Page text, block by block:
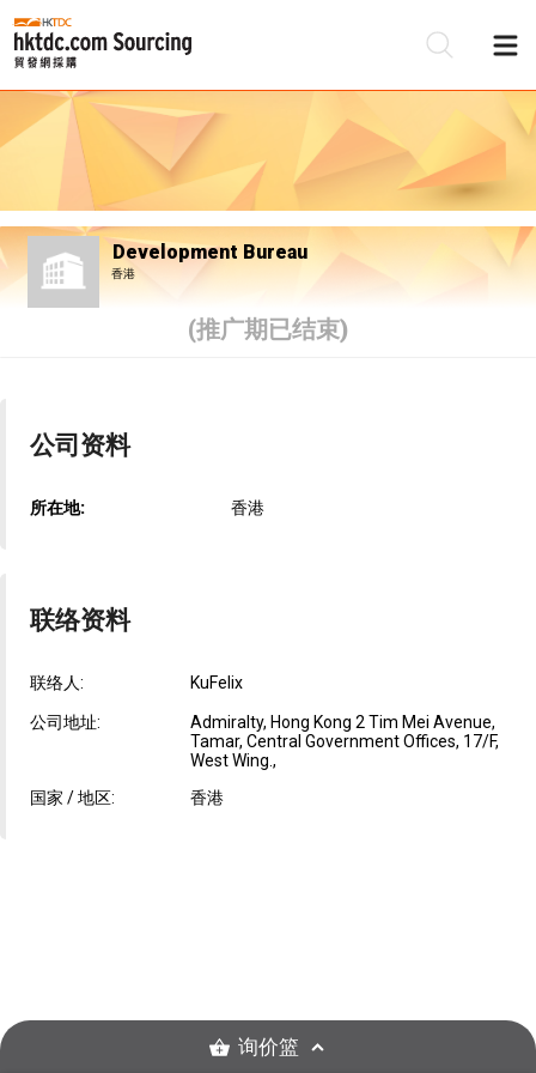
Development Bureau
香港
(推广期已结束)
公司资料
所在地: 香港
联络资料
联络人: KuFelix
公司地址:
Admiralty, Hong Kong 2 Tim Mei Avenue,
Tamar, Central Government Offices, 17/F,
West Wing.,
国家 / 地区:
香港
询价篮